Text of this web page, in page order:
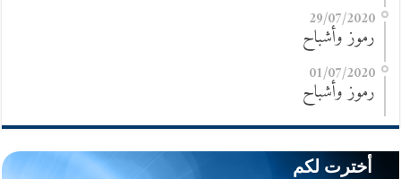
29/07/2020
رموز وأشباح
01/07/2020
رموز وأشباح
أخترت لكم